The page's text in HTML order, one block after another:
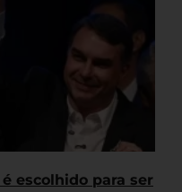
escolhido para ser